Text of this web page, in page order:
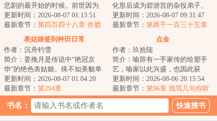
悲剧的最开始的时候。前世因为
改嫁宋大龙，踏上了一条不归
路。重生归来的第...
更新时间：2026-08-07 01:13:51
最新章节： 第四百四十八章 佟腊
月改变了我的一生
化形后成为碧游宫的杂役弟子。
实际上，柳柊是杨眉大仙的后
裔，具有变异的时...
更新时间：2026-08-07 09:31:47
最新章节： 第两千一百三十五章
表姑娘签到种田日常
作者：沉舟钓雪
简介：姜挽月是传说中“艳冠京
华”的绝色表姑娘。殊不知美貌单
出从来都是死局。想打破死局，
要么有挂，要...
更新时间：2026-08-07 01:04:20
最新章节： 第294章
点金
作者：玖拾陆
简介：喻辞有一手家传的绘塑手
艺，喻家以此兴盛，也因此获
罪，死的死、流放的流放。为得
旧事真相，喻辞赶...
更新时间：2026-08-06 20:15:54
最新章节： 第96章 我骂几句你听
听？（两更合一求月票）
书名：